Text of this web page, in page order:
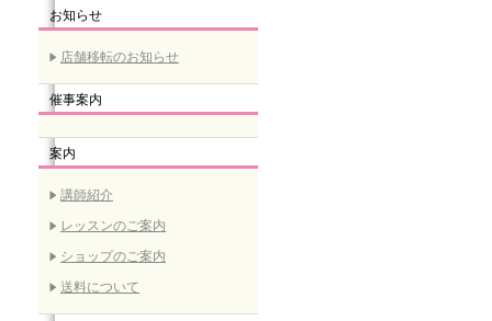
お知らせ
店舗移転のお知らせ
催事案内
案内
講師紹介
レッスンのご案内
ショップのご案内
送料について